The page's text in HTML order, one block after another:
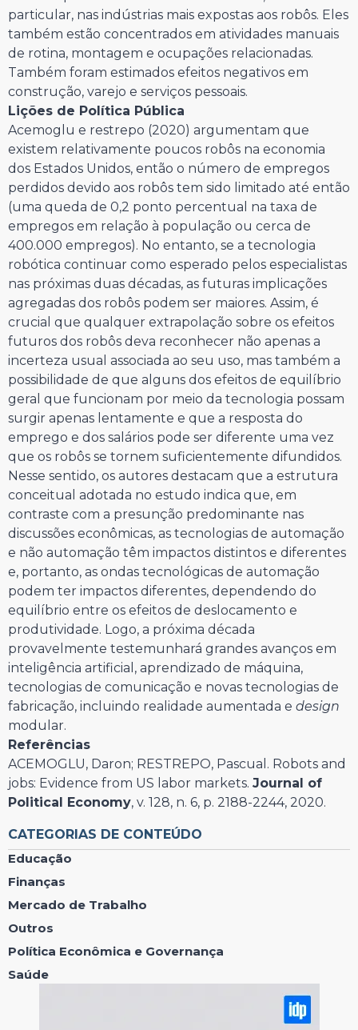
particular, nas indústrias mais expostas aos robôs. Eles
também estão concentrados em atividades manuais
de rotina, montagem e ocupações relacionadas.
Também foram estimados efeitos negativos em
construção, varejo e serviços pessoais.
Lições de Política Pública
Acemoglu e restrepo (2020) argumentam que
existem relativamente poucos robôs na economia
dos Estados Unidos, então o número de empregos
perdidos devido aos robôs tem sido limitado até então
(uma queda de 0,2 ponto percentual na taxa de
empregos em relação à população ou cerca de
400.000 empregos). No entanto, se a tecnologia
robótica continuar como esperado pelos especialistas
nas próximas duas décadas, as futuras implicações
agregadas dos robôs podem ser maiores. Assim, é
crucial que qualquer extrapolação sobre os efeitos
futuros dos robôs deva reconhecer não apenas a
incerteza usual associada ao seu uso, mas também a
possibilidade de que alguns dos efeitos de equilíbrio
geral que funcionam por meio da tecnologia possam
surgir apenas lentamente e que a resposta do
emprego e dos salários pode ser diferente uma vez
que os robôs se tornem suficientemente difundidos.
Nesse sentido, os autores destacam que a estrutura
conceitual adotada no estudo indica que, em
contraste com a presunção predominante nas
discussões econômicas, as tecnologias de automação
e não automação têm impactos distintos e diferentes
e, portanto, as ondas tecnológicas de automação
podem ter impactos diferentes, dependendo do
equilíbrio entre os efeitos de deslocamento e
produtividade. Logo, a próxima década
provavelmente testemunhará grandes avanços em
inteligência artificial, aprendizado de máquina,
tecnologias de comunicação e novas tecnologias de
fabricação, incluindo realidade aumentada e design
modular.
Referências
ACEMOGLU, Daron; RESTREPO, Pascual. Robots and
jobs: Evidence from US labor markets. Journal of
Political Economy, v. 128, n. 6, p. 2188-2244, 2020.
CATEGORIAS DE CONTEÚDO
Educação
Finanças
Mercado de Trabalho
Outros
Política Econômica e Governança
Saúde